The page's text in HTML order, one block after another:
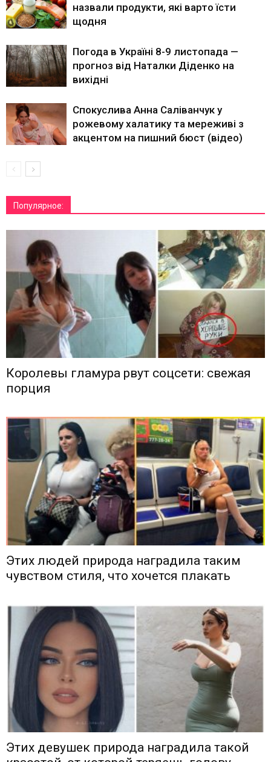
назвали продукти, які варто їсти
щодня
Погода в Україні 8-9 листопада —
прогноз від Наталки Діденко на
вихідні
Спокуслива Анна Саліванчук у
рожевому халатику та мереживі з
акцентом на пишний бюст (відео)
Популярное:
Королевы гламура рвут соцсети: свежая
порция
Этих людей природа наградила таким
чувством стиля, что хочется плакать
Этих девушек природа наградила такой